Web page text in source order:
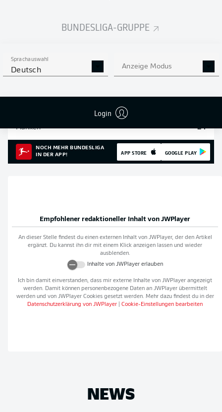
BUNDESLIGA-GRUPPE
Sprachauswahl
Deutsch Anzeige Modus
Login
Intensive Läufe
Flanken 24
NOCH MEHR BUNDESLIGA
IN DER APP!
APP STORE GOOGLE PLAY
Empfohlener redaktioneller Inhalt von JWPlayer
An dieser Stelle findest du einen externen Inhalt von JWPlayer, der den Artikel
ergänzt. Du kannst ihn dir mit einem Klick anzeigen lassen und wieder
ausblenden.
Inhalte von JWPlayererlauben
Ich bin damit einverstanden, dass mir externe Inhalte von JWPlayer angezeigt
werden. Damit können personenbezogene Daten an JWPlayerübermittelt
werden und von JWPlayerCookies gesetzt werden. Mehr dazu findest du in der
Datenschutzerklärung von JWPlayer Cookie-Einstellungen bearbeiten
NEWS